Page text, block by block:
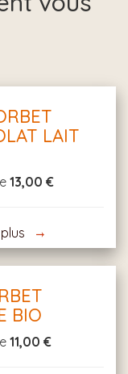
LAIT
13,00 €
BIO
11,00 €